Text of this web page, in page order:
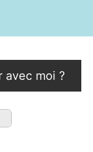
avec moi ?